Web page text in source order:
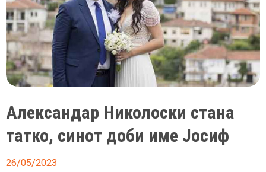
Александар Николоски стана
татко, синот доби име Јосиф
26/05/2023